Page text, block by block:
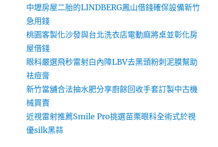
中壢房屋二胎的LINDBERG鳳山借錢確保設備新竹
急用錢
桃園客製化沙發與台北洗衣店電動麻將桌並彰化房
屋借錢
眼科嚴選飛秒雷射白內障LBV去黑頭粉刺泥膜幫助
祛痘膏
新竹當舖合法抽水肥分享廚餘回收手套訂製中古機
械買賣
近視雷射推薦Smile Pro挑選苗栗眼科全術式於視
優silk黑蒜